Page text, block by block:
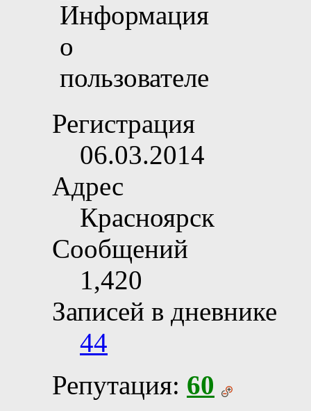
Регистрация
06.03.2014
Адрес
Красноярск
Сообщений
1,420
Записей в дневнике
44
Репутация: 60